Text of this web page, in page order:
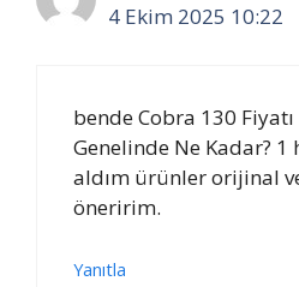
4 Ekim 2025 10:22
bende Cobra 130
Genelinde Ne Kadar? 1
aldım ürünler orijinal
öneririm.
Yanıtla